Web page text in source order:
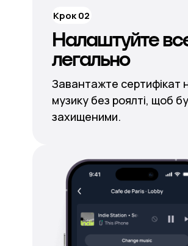
Налаштуйте
легально
Завантажте сертифікат
музику без роялті, щоб
захищеними.
Крок 02